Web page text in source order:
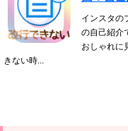
インスタの
の自己紹介
おしゃれに
きない時...